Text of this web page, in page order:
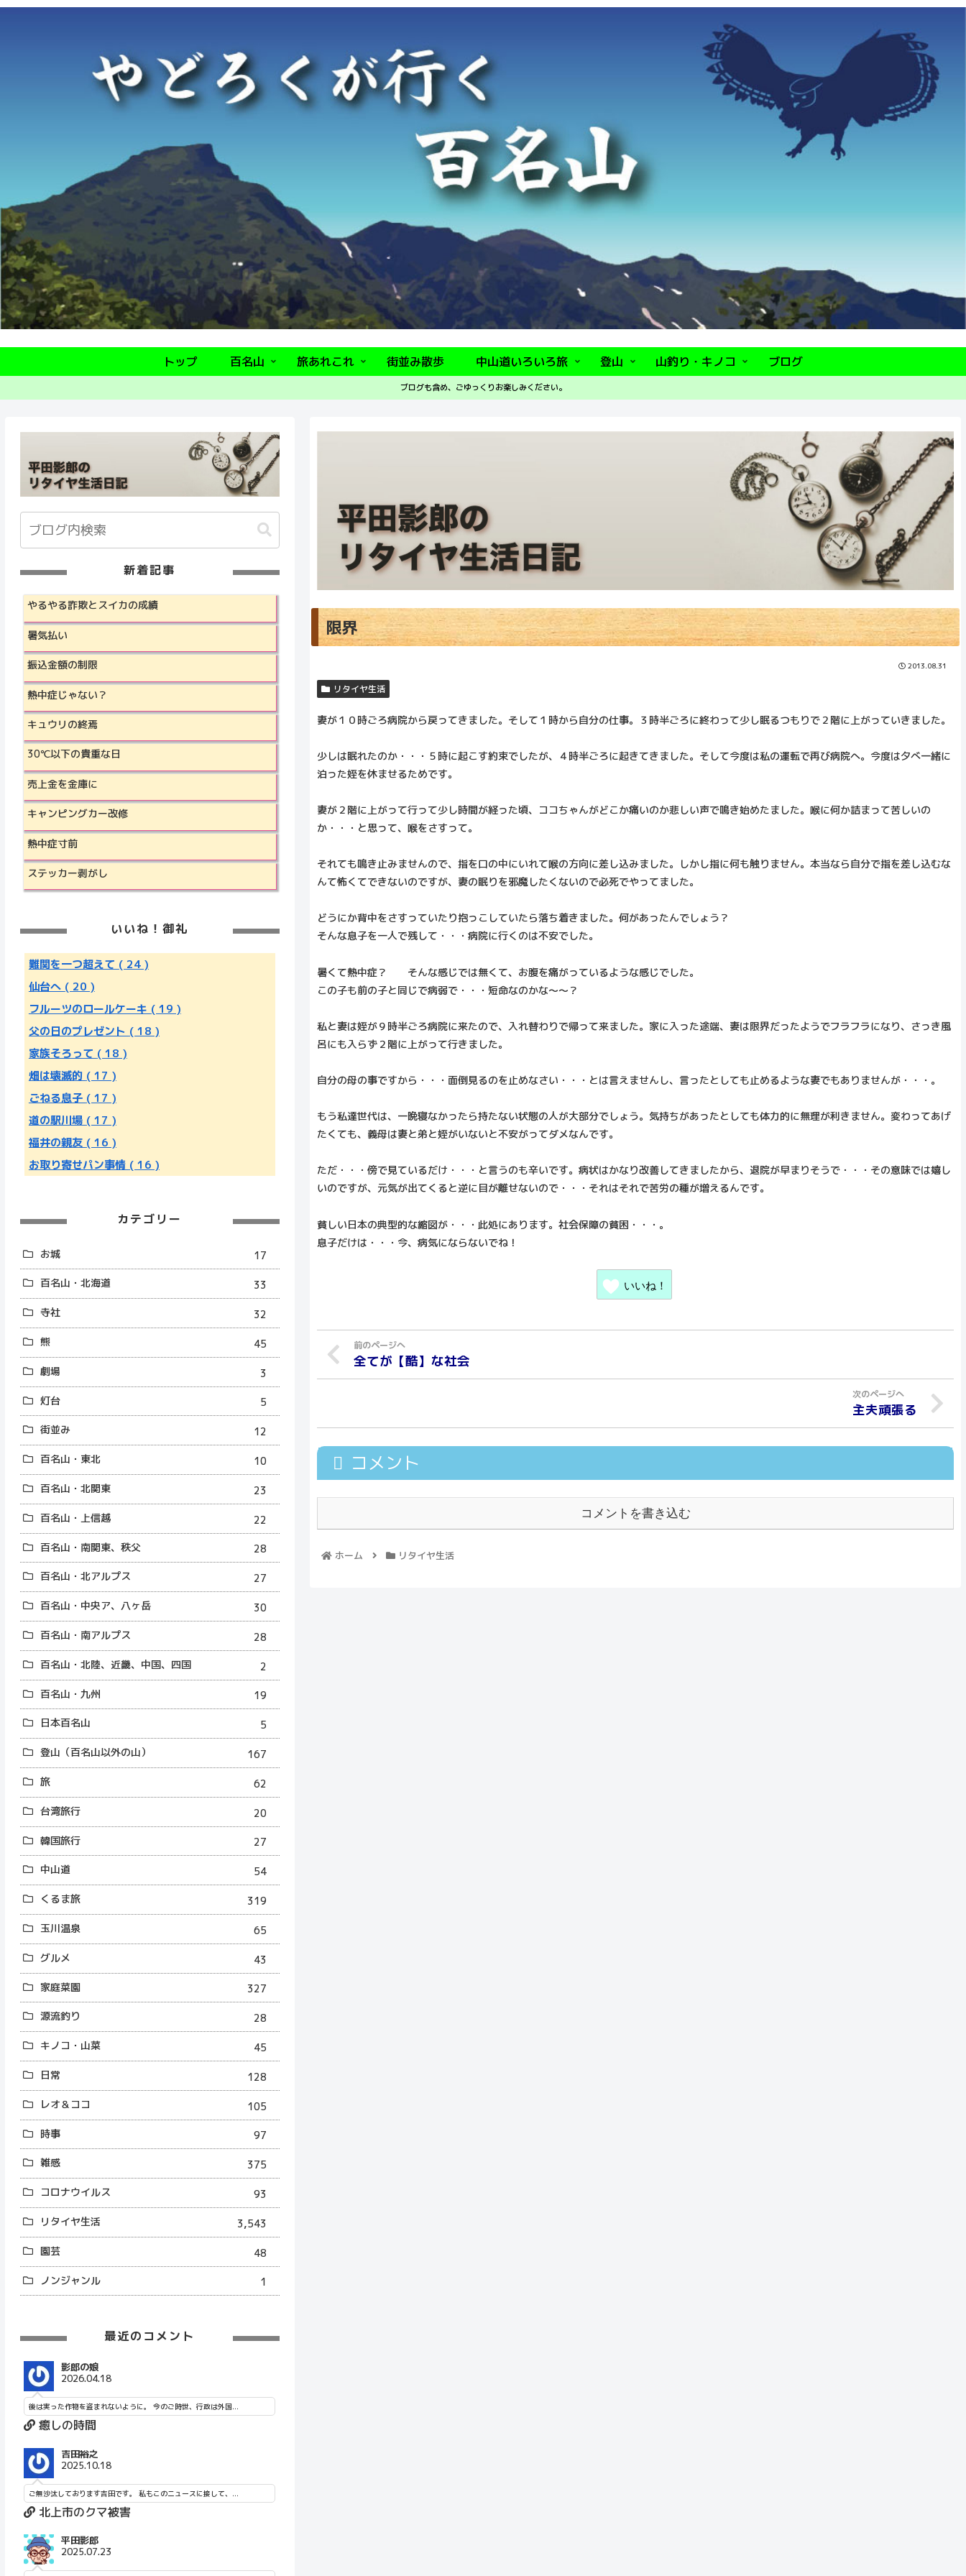
トップ 百名山 旅あれこれ 街並み散歩 中山道いろいろ旅 登山 山釣り・キノコ ブログ
ブログも含め、ごゆっくりお楽しみください。
限界
2013.08.31
リタイヤ生活
妻が１０時ごろ病院から戻ってきました。そして１時から自分の仕事。３時半ごろに終わって少し眠るつもりで２階に上がっていきました。
少しは眠れたのか・・・５時に起こす約束でしたが、４時半ごろに起きてきました。そして今度は私の運転で再び病院へ。今度は夕べ一緒に
泊った姪を休ませるためです。
妻が２階に上がって行って少し時間が経った頃、ココちゃんがどこか痛いのか悲しい声で鳴き始めたました。喉に何か詰まって苦しいの
か・・・と思って、喉をさすって。
それても鳴き止みませんので、指を口の中にいれて喉の方向に差し込みました。しかし指に何も触りません。本当なら自分で指を差し込むな
んて怖くてできないのですが、妻の眠りを邪魔したくないので必死でやってました。
どうにか背中をさすっていたり抱っこしていたら落ち着きました。何があったんでしょう？
そんな息子を一人で残して・・・病院に行くのは不安でした。
暑くて熱中症？ そんな感じでは無くて、お腹を痛がっているような感じでした。
この子も前の子と同じで病弱で・・・短命なのかな～～？
私と妻は姪が９時半ごろ病院に来たので、入れ替わりで帰って来ました。家に入った途端、妻は限界だったようでフラフラになり、さっき風
呂にも入らず２階に上がって行きました。
自分の母の事ですから・・・面倒見るのを止めなさい・・・とは言えませんし、言ったとしても止めるような妻でもありませんが・・・。
もう私達世代は、一晩寝なかったら持たない状態の人が大部分でしょう。気持ちがあったとしても体力的に無理が利きません。変わってあげ
たくても、義母は妻と弟と姪がいないと不安がってダメなんです。
ただ・・・傍で見ているだけ・・・と言うのも辛いです。病状はかなり改善してきましたから、退院が早まりそうで・・・その意味では嬉し
いのですが、元気が出てくると逆に目が離せないので・・・それはそれで苦労の種が増えるんです。
貧しい日本の典型的な縮図が・・・此処にあります。社会保障の貧困・・・。
息子だけは・・・今、病気にならないでね！
いいね！
全てが【酷】な社会
主夫頑張る
コメント
コメントを書き込む
ホーム リタイヤ生活
新着記事
やるやる詐欺とスイカの成績
暑気払い
振込金額の制限
熱中症じゃない？
キュウリの終焉
30℃以下の貴重な日
売上金を金庫に
キャンピングカー改修
熱中症寸前
ステッカー剥がし
いいね！御礼
難関を一つ超えて ( 24 )
仙台へ ( 20 )
フルーツのロールケーキ ( 19 )
父の日のプレゼント ( 18 )
家族そろって ( 18 )
畑は壊滅的 ( 17 )
ごねる息子 ( 17 )
道の駅川場 ( 17 )
福井の親友 ( 16 )
お取り寄せパン事情 ( 16 )
カテゴリー
お城
17
百名山・北海道
33
寺社
32
熊
45
劇場
3
灯台
5
街並み
12
百名山・東北
10
百名山・北関東
23
百名山・上信越
22
百名山・南関東、秩父
28
百名山・北アルプス
27
百名山・中央ア、八ヶ岳
30
百名山・南アルプス
28
百名山・北陸、近畿、中国、四国
2
百名山・九州
19
日本百名山
5
登山（百名山以外の山）
167
旅
62
台湾旅行
20
韓国旅行
27
中山道
54
くるま旅
319
玉川温泉
65
グルメ
43
家庭菜園
327
源流釣り
28
キノコ・山菜
45
日常
128
レオ＆ココ
105
時事
97
雑感
375
コロナウイルス
93
リタイヤ生活
3,543
園芸
48
ノンジャンル
1
最近のコメント
影郎の娘
2026.04.18
後は実った作物を盗まれないように。 今のご時世、行政は外国...
癒しの時間
吉田裕之
2025.10.18
ご無沙汰しております吉田です。 私もこのニュースに接して、...
北上市のクマ被害
平田影郎
2025.07.23